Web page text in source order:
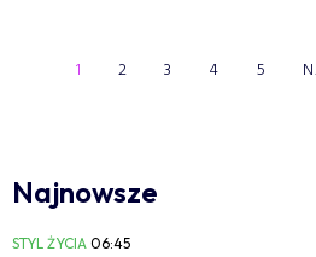
1 2 3 4 5
Najnowsze
STYL ŻYCIA 06:45